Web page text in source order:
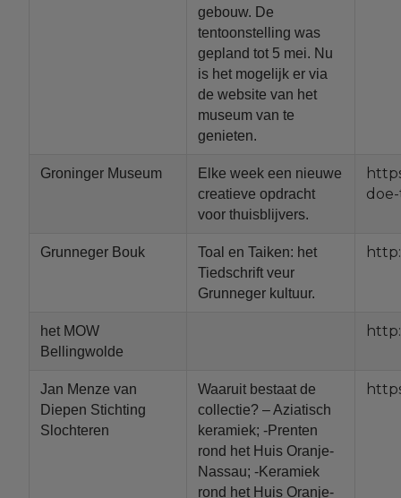
gebouw. De
tentoonstelling was
gepland tot 5 mei. Nu
is het mogelijk er via
de website van het
museum van te
genieten.
Groninger Museum
Elke week een nieuwe
creatieve opdracht
voor thuisblijvers.
Grunneger Bouk
Toal en Taiken: het
Tiedschrift veur
Grunneger kultuur.
het MOW
Bellingwolde
Jan Menze van
Diepen Stichting
Slochteren
Waaruit bestaat de
collectie? – Aziatisch
keramiek; -Prenten
rond het Huis Oranje-
Nassau; -Keramiek
rond het Huis Oranje-